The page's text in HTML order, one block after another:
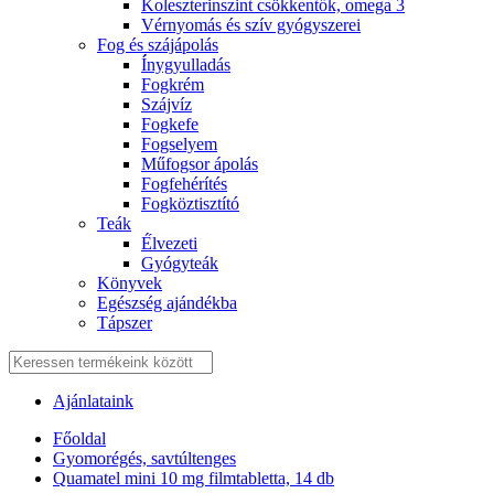
Koleszterinszint csökkentők, omega 3
Vérnyomás és szív gyógyszerei
Fog és szájápolás
Í́nygyulladás
Fogkrém
Szájvíz
Fogkefe
Fogselyem
Műfogsor ápolás
Fogfehérítés
Fogköztisztító
Teák
É́lvezeti
Gyógyteák
Könyvek
Egészség ajándékba
Tápszer
Ajánlataink
Főoldal
Gyomorégés, savtúltenges
Quamatel mini 10 mg filmtabletta, 14 db